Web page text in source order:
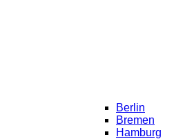
Berlin
Bremen
Hamburg